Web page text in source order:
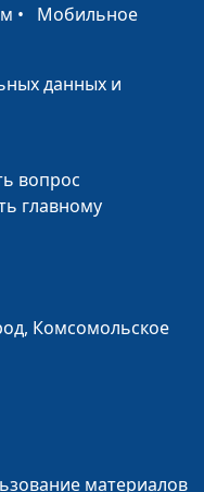
священнослужитель,
доктор практического
богословия
доктор практического
доктор практического
• Мобильное
данных и
вопрос
главному
Комсомольское
материалов